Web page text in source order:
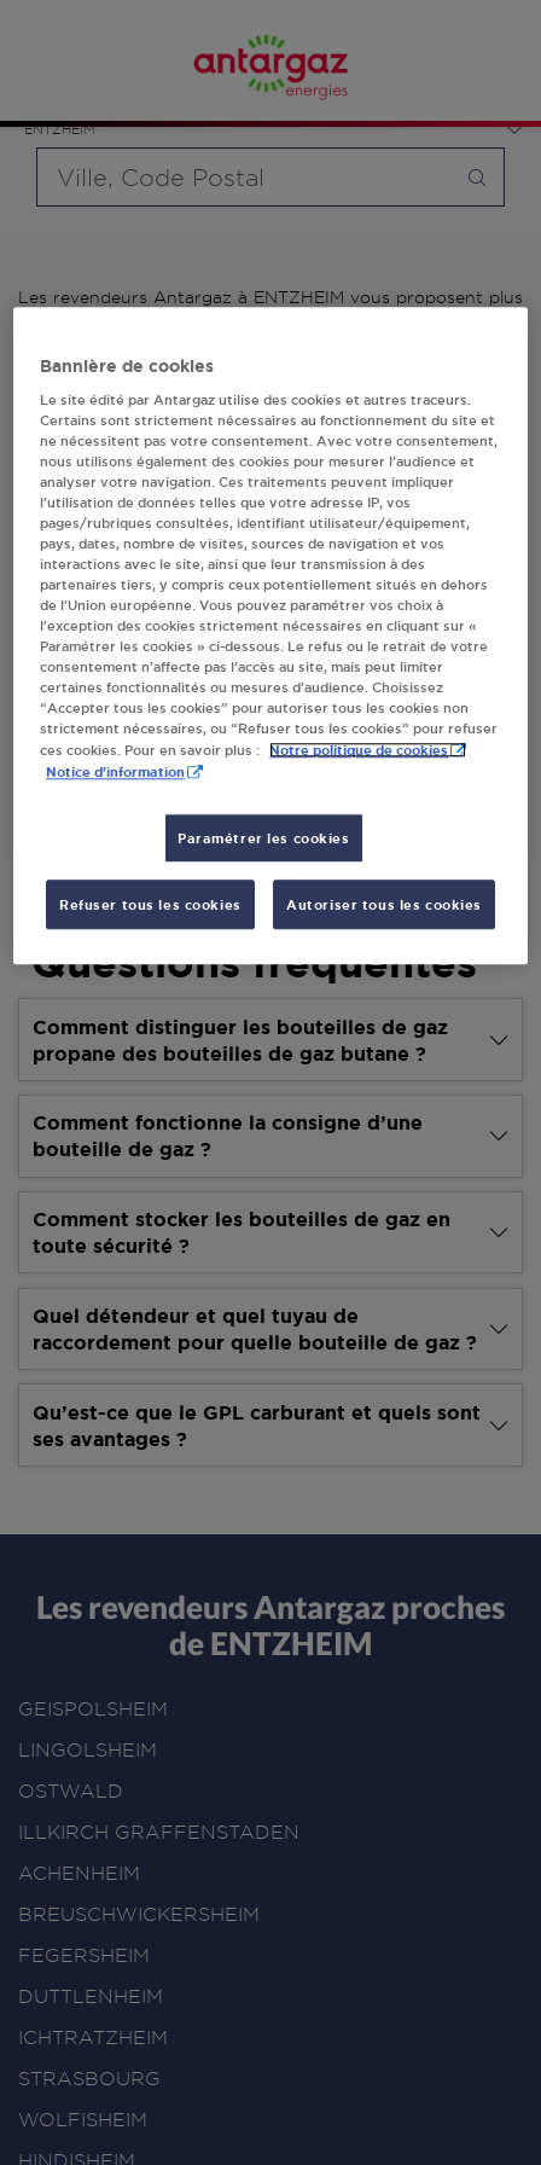
ENTZHEIM
bouteille souhaité et le type de point de vente (revendeur /
distributeur automatique de bouteilles de gaz ou station GPL
carburant)
Les revendeurs Antargaz à ENTZHEIM vous proposent plus
Antargaz à ENTZHEIM, l'adresse, le numéro de téléphone de
votre stations GPL ou distributeurs de bouteilles de gaz.
1 revendeur(s) Antargaz
à ENTZHEIM
Villes
CARREFOUR CONTACT ENTZHEIM
ALLEE DES FORGERONS
67960ENTZHEIM
S'Y RENDRE
Questions fréquentes
Comment distinguer les bouteilles de gaz
propane des bouteilles de gaz butane ?
Comment fonctionne la consigne d’une
bouteille de gaz ?
Comment stocker les bouteilles de gaz en
toute sécurité ?
Quel détendeur et quel tuyau de
raccordement pour quelle bouteille de gaz ?
Qu’est-ce que le GPL carburant et quels sont
ses avantages ?
Les revendeurs Antargaz proches
de ENTZHEIM
GEISPOLSHEIM
LINGOLSHEIM
OSTWALD
ILLKIRCH GRAFFENSTADEN
ACHENHEIM
BREUSCHWICKERSHEIM
FEGERSHEIM
DUTTLENHEIM
ICHTRATZHEIM
STRASBOURG
WOLFISHEIM
HINDISHEIM
Bannière de cookies
Le site édité par Antargaz utilise des cookies et autres traceurs.
Certains sont strictement nécessaires au fonctionnement du site et
ne nécessitent pas votre consentement. Avec votre consentement,
nous utilisons également des cookies pour mesurer l’audience et
analyser votre navigation. Ces traitements peuvent impliquer
l’utilisation de données telles que votre adresse IP, vos
pages/rubriques consultées, identifiant utilisateur/équipement,
pays, dates, nombre de visites, sources de navigation et vos
interactions avec le site, ainsi que leur transmission à des
partenaires tiers, y compris ceux potentiellement situés en dehors
de l’Union européenne. Vous pouvez paramétrer vos choix à
l’exception des cookies strictement nécessaires en cliquant sur «
Paramétrer les cookies » ci-dessous. Le refus ou le retrait de votre
consentement n’affecte pas l’accès au site, mais peut limiter
certaines fonctionnalités ou mesures d’audience. Choisissez
“Accepter tous les cookies” pour autoriser tous les cookies non
strictement nécessaires, ou “Refuser tous les cookies” pour refuser
ces cookies. Pour en savoir plus :
Notre politique de cookies
Notice d'information
Paramétrer les cookies
Refuser tous les cookies Autoriser tous les cookies